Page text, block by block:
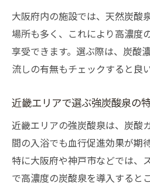
大阪府内の施設では、天然炭酸
場所も多く、これにより高濃度
享受できます。選ぶ際は、炭酸
流しの有無もチェックすると良
近畿エリアで選ぶ強炭酸泉の
近畿エリアの強炭酸泉は、炭酸
間の入浴でも血行促進効果が期
特に大阪府や神戸市などでは、
で高濃度の炭酸泉を導入すると